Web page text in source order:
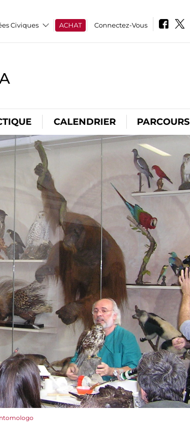
Civiques ACHAT Connectez-Vous
CALENDRIER PARCOURS